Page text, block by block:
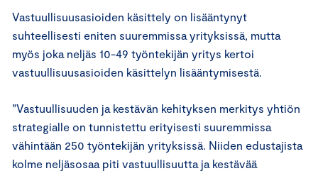
Vastuullisuusasioiden käsittely on lisääntynyt
suhteellisesti eniten suuremmissa yrityksissä, mutta
myös joka neljäs 10-49 työntekijän yritys kertoi
vastuullisuusasioiden käsittelyn lisääntymisestä.
”Vastuullisuuden ja kestävän kehityksen merkitys yhtiön
strategialle on tunnistettu erityisesti suuremmissa
vähintään 250 työntekijän yrityksissä. Niiden edustajista
kolme neljäsosaa piti vastuullisuutta ja kestävää